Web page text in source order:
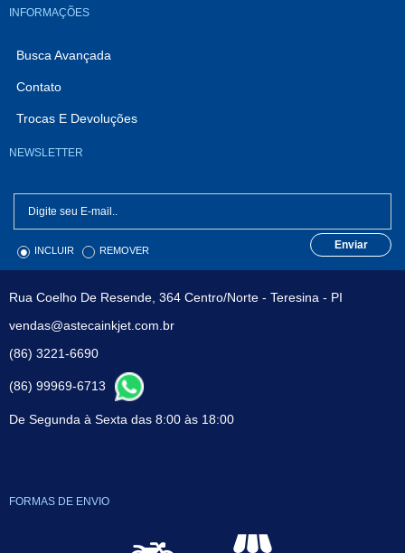
INFORMAÇÕES
Busca Avançada
Contato
Trocas E Devoluções
NEWSLETTER
INCLUIR REMOVER Enviar
Rua Coelho De Resende, 364 Centro/Norte - Teresina - PI
vendas@astecainkjet.com.br
(86) 3221-6690
(86) 99969-6713
De Segunda à Sexta das 8:00 às 18:00
FORMAS DE ENVIO